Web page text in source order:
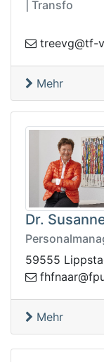
| Transfo
av-
Mehr
Dr.
59555
Mehr